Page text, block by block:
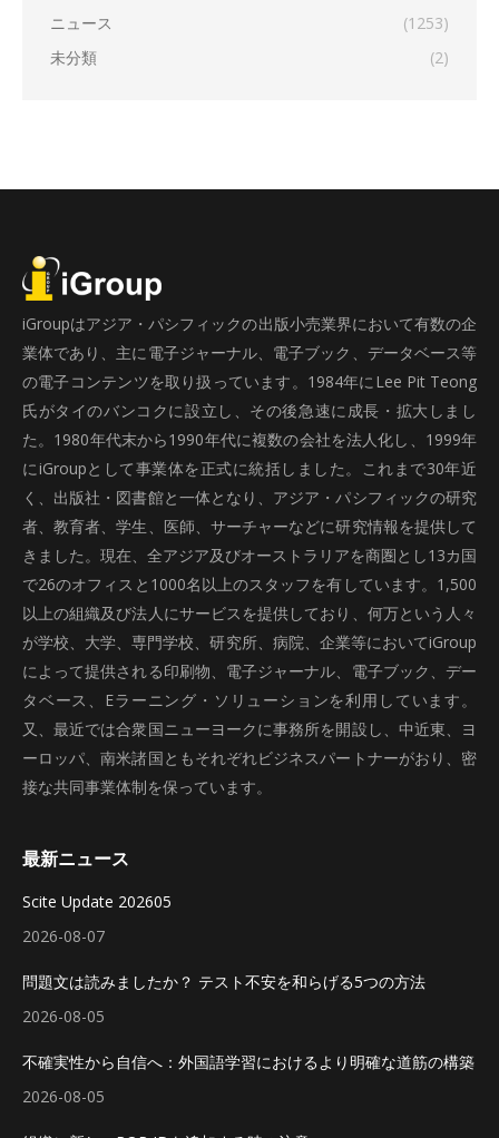
ニュース
(1253)
未分類
(2)
iGroupはアジア・パシフィックの出版小売業界において有数の企
業体であり、主に電子ジャーナル、電子ブック、データベース等
の電子コンテンツを取り扱っています。1984年にLee Pit Teong
氏がタイのバンコクに設立し、その後急速に成長・拡大しまし
た。1980年代末から1990年代に複数の会社を法人化し、1999年
にiGroupとして事業体を正式に統括しました。これまで30年近
く、出版社・図書館と一体となり、アジア・パシフィックの研究
者、教育者、学生、医師、サーチャーなどに研究情報を提供して
きました。現在、全アジア及びオーストラリアを商圏とし13カ国
で26のオフィスと1000名以上のスタッフを有しています。1,500
以上の組織及び法人にサービスを提供しており、何万という人々
が学校、大学、専門学校、研究所、病院、企業等においてiGroup
によって提供される印刷物、電子ジャーナル、電子ブック、デー
タベース、Eラーニング・ソリューションを利用しています。
又、最近では合衆国ニューヨークに事務所を開設し、中近東、ヨ
ーロッパ、南米諸国ともそれぞれビジネスパートナーがおり、密
接な共同事業体制を保っています。
最新ニュース
Scite Update 202605
2026-08-07
問題文は読みましたか？ テスト不安を和らげる5つの方法
2026-08-05
不確実性から自信へ：外国語学習におけるより明確な道筋の構築
2026-08-05